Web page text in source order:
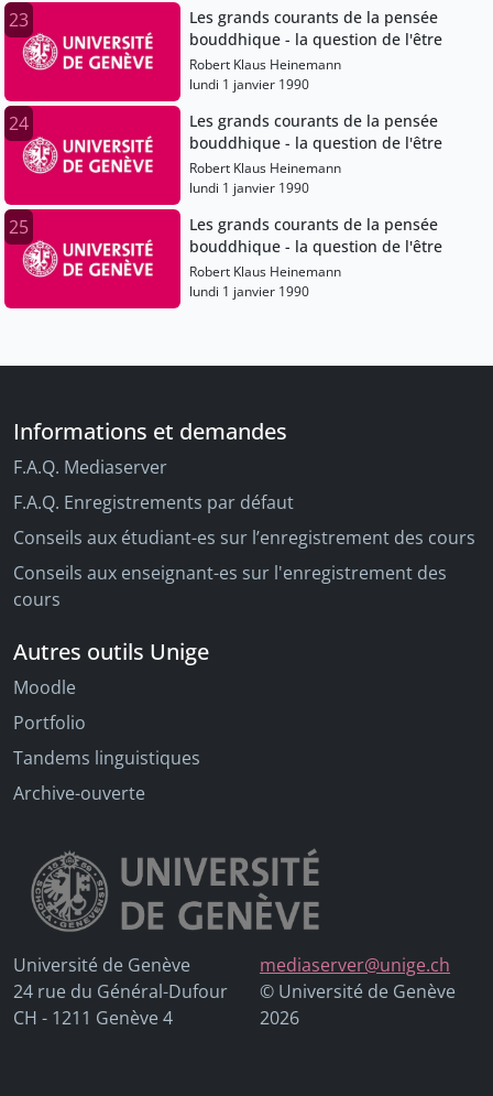
23
Les grands courants de la pensée
bouddhique - la question de l'être
Robert Klaus Heinemann
lundi 1 janvier 1990
24
Les grands courants de la pensée
bouddhique - la question de l'être
Robert Klaus Heinemann
lundi 1 janvier 1990
25
Les grands courants de la pensée
bouddhique - la question de l'être
Robert Klaus Heinemann
lundi 1 janvier 1990
Informations et demandes
F.A.Q. Mediaserver
F.A.Q. Enregistrements par défaut
Conseils aux étudiant-es sur l’enregistrement des cours
Conseils aux enseignant-es sur l'enregistrement des
cours
Autres outils Unige
Moodle
Portfolio
Tandems linguistiques
Archive-ouverte
Université de Genève
24 rue du Général-Dufour
CH - 1211 Genève 4
mediaserver@unige.ch
© Université de Genève
2026